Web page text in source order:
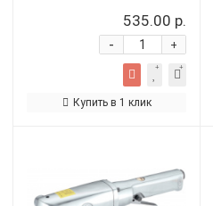
535.00 р.
+
-
Купить в 1 клик